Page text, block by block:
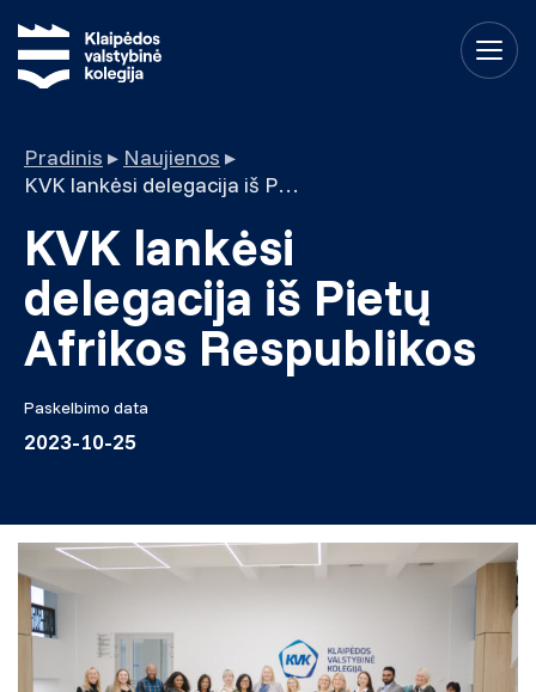
Pradinis ▸ Naujienos ▸
KVK lankėsi delegacija iš Pietų Afrikos Respublikos
KVK lankėsi
delegacija iš Pietų
Afrikos Respublikos
Paskelbimo data
2023-10-25